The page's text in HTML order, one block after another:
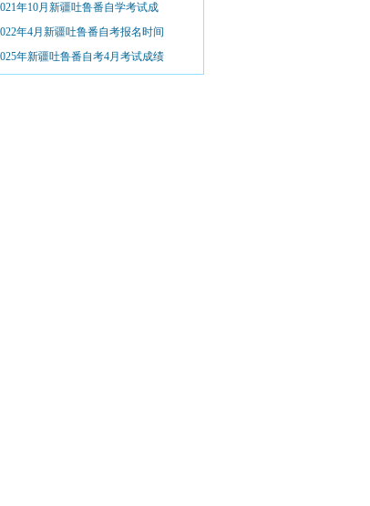
年10月新疆吐鲁番自学考试成
年4月新疆吐鲁番自考报名时间
年新疆吐鲁番自考4月考试成绩